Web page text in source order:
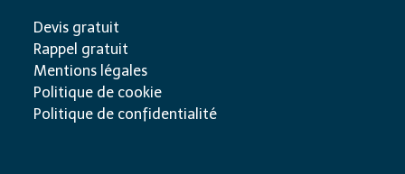
Devis gratuit
Rappel gratuit
Mentions légales
Politique de cookie
Politique de confidentialité